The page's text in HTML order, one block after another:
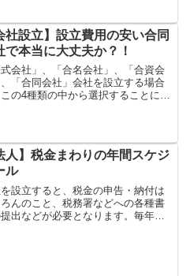
。（↑ん？盗難防止策？）お金を借り
金繰り（お金を...
社設立】設立費用の安い合同
で本当に大丈夫か？！
式会社」、「合名会社」、「合資会
「合同会社」会社を設立する場合
の4種類の中から選択することにな
立されることはほ...
人】税金まわりの年間スケジ
ル
設立すると、税金の申告・納付は
ろんのこと、税務署などへの各種書
出などが必要となります。毎年の